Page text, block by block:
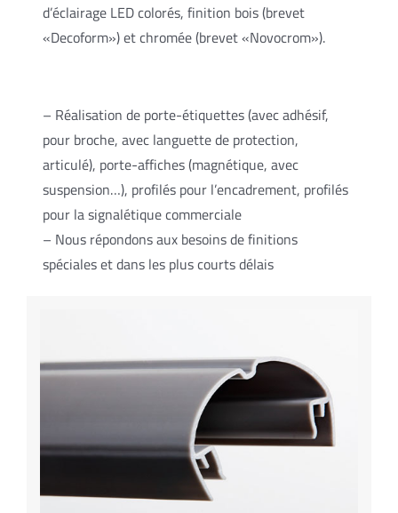
d’éclairage LED colorés, finition bois (brevet
«Decoform») et chromée (brevet «Novocrom»).
– Réalisation de porte-étiquettes (avec adhésif,
pour broche, avec languette de protection,
articulé), porte-affiches (magnétique, avec
suspension…), profilés pour l’encadrement, profilés
pour la signalétique commerciale
– Nous répondons aux besoins de finitions
spéciales et dans les plus courts délais